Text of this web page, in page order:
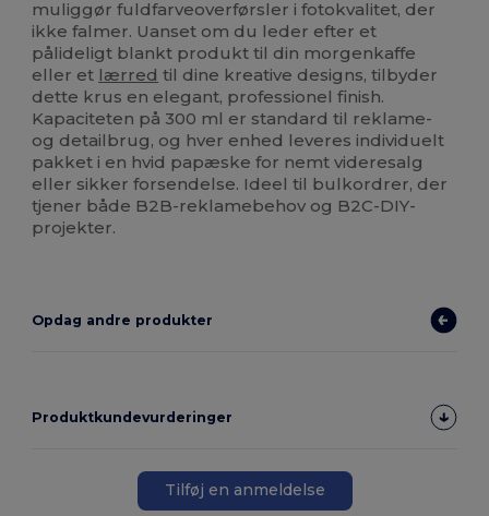
muliggør fuldfarveoverførsler i fotokvalitet, der
ikke falmer. Uanset om du leder efter et
pålideligt blankt produkt til din morgenkaffe
eller et lærred til dine kreative designs, tilbyder
dette krus en elegant, professionel finish.
Kapaciteten på 300 ml er standard til reklame-
og detailbrug, og hver enhed leveres individuelt
pakket i en hvid papæske for nemt videresalg
eller sikker forsendelse. Ideel til bulkordrer, der
tjener både B2B-reklamebehov og B2C-DIY-
projekter.
Opdag andre produkter
Produktkundevurderinger
Tilføj en anmeldelse